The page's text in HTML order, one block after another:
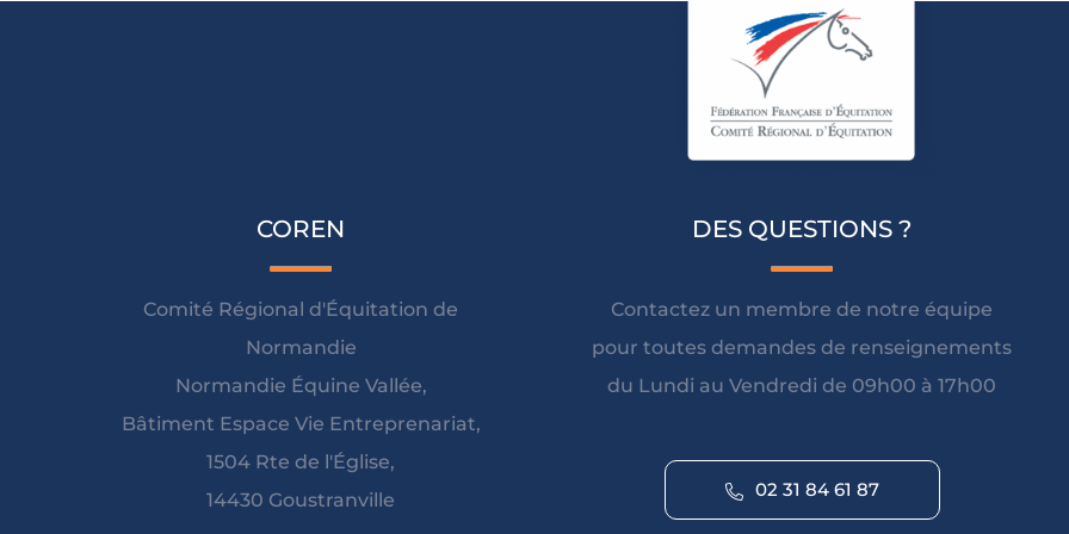
COREN
Comité Régional d'Équitation de
Normandie
Normandie Équine Vallée,
Bâtiment Espace Vie Entreprenariat,
1504 Rte de l'Église,
14430 Goustranville
DES QUESTIONS ?
Contactez un membre de notre équipe
pour toutes demandes de renseignements
du Lundi au Vendredi de 09h00 à 17h00
02 31 84 61 87